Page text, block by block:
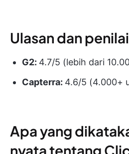
Ulasan dan
G2: 4.7/5 (lebih dari
Capterra: 4.6/5 (4.000+
Apa yang
nyata tentang